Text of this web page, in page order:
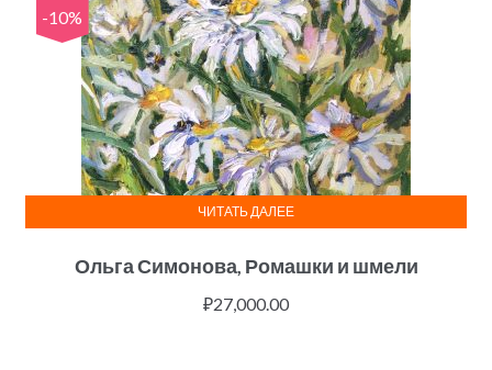
-10%
Ольга Симонова, Ромашки и шмели
₽27,000.00
ЧИТАТЬ ДАЛЕЕ